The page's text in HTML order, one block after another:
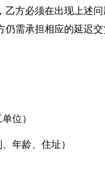
乙方必须在出现上述
需承担相应的延迟交
位）
年龄、住址）